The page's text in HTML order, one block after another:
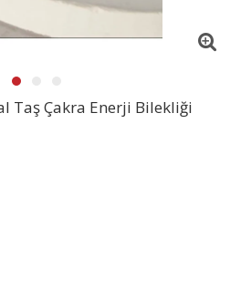
Taş Çakra Enerji Bilekliği